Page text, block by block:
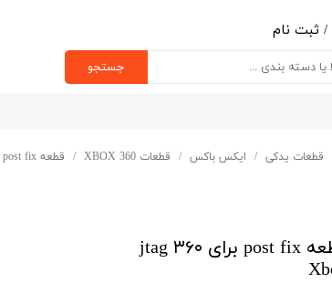
/ ثبت نام
از حساب کاربری
جستجو
قطعات یدکی ایکس باکس قطعات XBOX 360 قطعه post fix برای ۳۶۰ jtag Xbox
قطعه post fix برای ۳۶۰ jtag